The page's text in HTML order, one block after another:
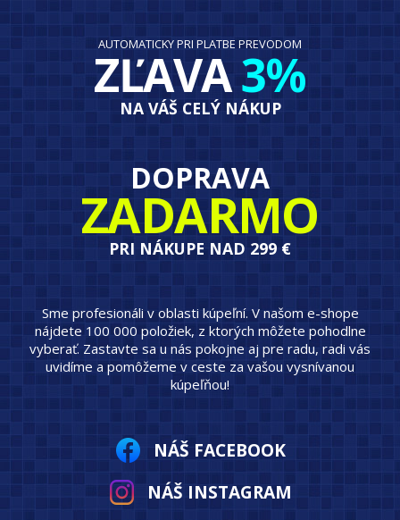
AUTOMATICKY PRI PLATBE PREVODOM
ZĽAVA3%
NA VÁŠ CELÝ NÁKUP
DOPRAVA
ZADARMO
PRI NÁKUPE NAD 299 €
Sme profesionáli v oblasti kúpeľní. V našom e-shope
nájdete 100 000 položiek, z ktorých môžete pohodlne
vyberať. Zastavte sa u nás pokojne aj pre radu, radi vás
uvidíme a pomôžeme v ceste za vašou vysnívanou
kúpeľňou!
NÁŠ FACEBOOK
NÁŠ INSTAGRAM